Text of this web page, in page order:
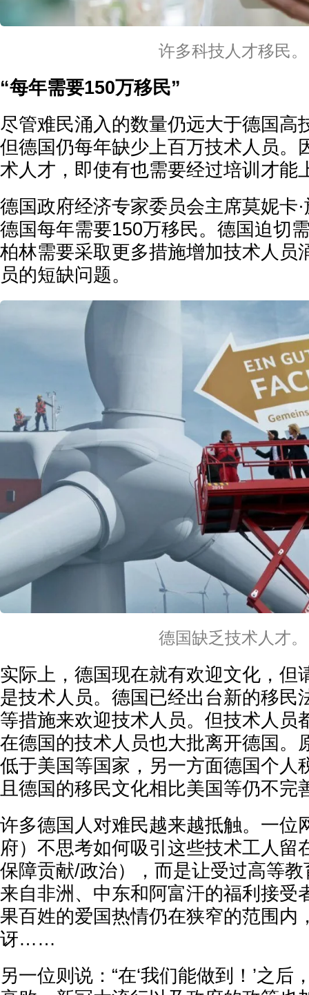
许多科技人才移民。
“每年需要150万移民”
尽管难民涌入的数量仍远大于德国高
但德国仍每年缺少上百万技术人员。
术人才，即使有也需要经过培训才能
德国政府经济专家委员会主席莫妮卡
德国每年需要150万移民。德国迫切
柏林需要采取更多措施增加技术人员
员的短缺问题。
德国缺乏技术人才。
实际上，德国现在就有欢迎文化，但
是技术人员。德国已经出台新的移民
等措施来欢迎技术人员。但技术人员
在德国的技术人员也大批离开德国。
低于美国等国家，另一方面德国个人
且德国的移民文化相比美国等仍不完
许多德国人对难民越来越抵触。一位
府）不思考如何吸引这些技术工人留
保障贡献/政治），而是让受过高等
来自非洲、中东和阿富汗的福利接受
果百姓的爱国热情仍在狭窄的范围内
讶……
另一位则说：“在‘我们能做到！’之后